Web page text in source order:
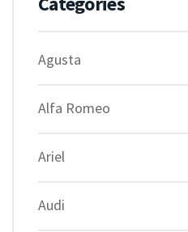
Agusta
Alfa Romeo
Ariel
Audi